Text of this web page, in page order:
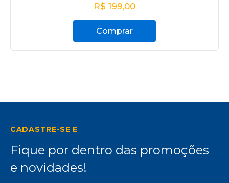
R$ 199,00
Comprar
CADASTRE-SE E
Fique por dentro das promoções
e novidades!